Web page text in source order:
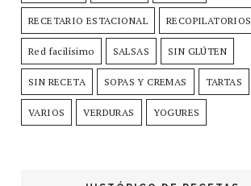
RECETARIO ESTACIONAL RECOPILATORIOS
Red facilísimo SALSAS SIN GLÚTEN
SIN RECETA SOPAS Y CREMAS TARTAS
VARIOS VERDURAS YOGURES